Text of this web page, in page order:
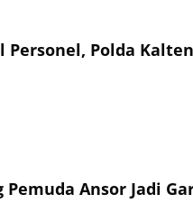
Polda
Ansor Jadi